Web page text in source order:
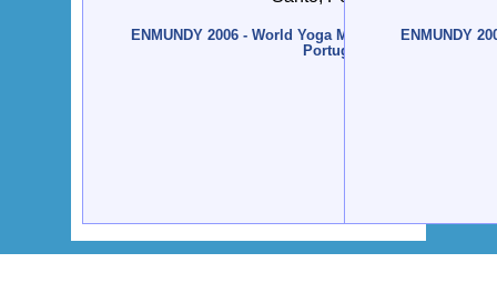
ENMUNDY 2006 - World Yoga Meeting - 2006 - Porto
Portugal
ENMUNDY